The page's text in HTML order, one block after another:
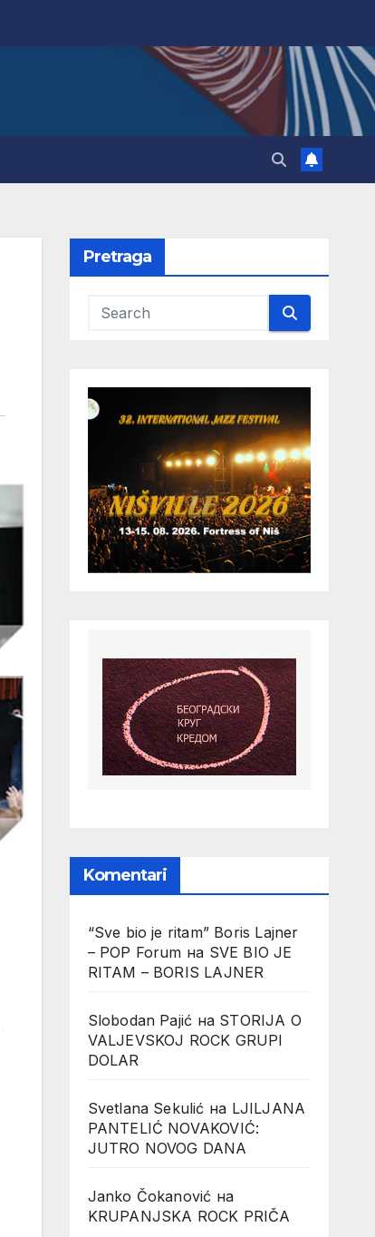
Pretraga
Komentari
“Sve bio je ritam” Boris Lajner
– POP Forum на SVE BIO JE
RITAM – BORIS LAJNER
Slobodan Pajić на STORIJA O
VALJEVSKOJ ROCK GRUPI
DOLAR
Svetlana Sekulić на LJILJANA
PANTELIĆ NOVAKOVIĆ:
JUTRO NOVOG DANA
Janko Čokanović на
KRUPANJSKA ROCK PRIČA